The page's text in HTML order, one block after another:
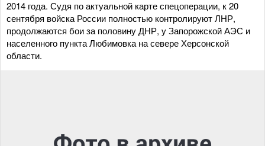
2014 года. Судя по актуальной карте спецоперации, к 20
сентября войска России полностью контролируют ЛНР,
продолжаются бои за половину ДНР, у Запорожской АЭС и
населенного пункта Любимовка на севере Херсонской
области.